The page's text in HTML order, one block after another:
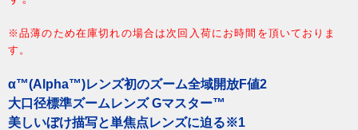
※品薄のため在庫切れの場合は次回入荷にお時間を頂いておりま
す。
α™(Alpha™)レンズ初のズーム全域開放F値2
大口径標準ズームレンズ Gマスター™
美しいぼけ描写と単焦点レンズに迫る※1